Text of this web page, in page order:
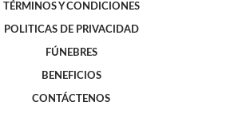
TÉRMINOS Y CONDICIONES
POLITICAS DE PRIVACIDAD
FÚNEBRES
BENEFICIOS
CONTÁCTENOS